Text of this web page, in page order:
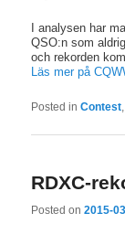
I analysen har
QSO:n som
och rekorden
Läs mer på
Posted in Contest
RDXC-
Posted on2015-